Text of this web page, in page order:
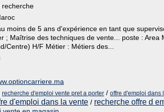
recherche
moins de 5 ans d'expérience en tant que
; Maîtrise des techniques de vente... poste : Area
Centre) H/F Métier : Métiers des...
recherche d'emploi vente pret a porter / offre d'emploi dans
d'emploi dans la vente / recherche offre d